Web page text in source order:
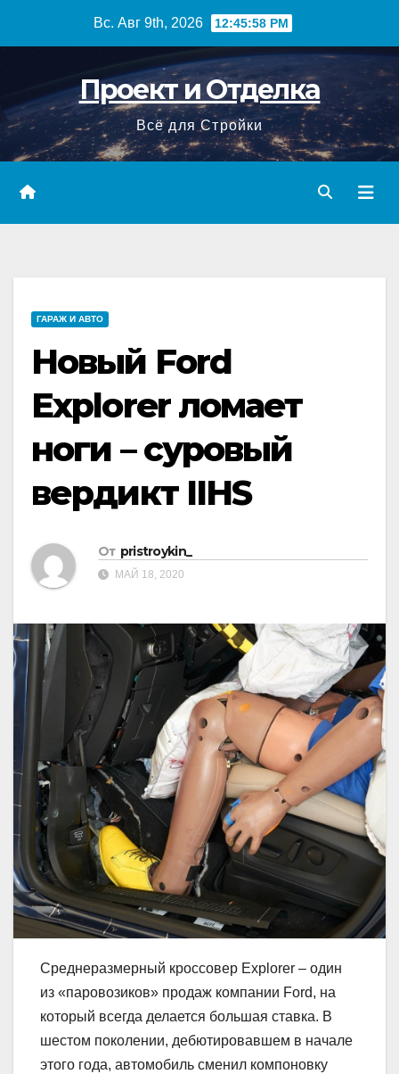
Вс. Авг 9th, 2026 12:45:58 PM
Проект и Отделка
Всё для Стройки
ГАРАЖ И АВТО
Новый Ford
Explorer ломает
ноги – суровый
вердикт IIHS
От pristroykin_
МАЙ 18, 2020
Среднеразмерный кроссовер Explorer – один
из «паровозиков» продаж компании Ford, на
который всегда делается большая ставка. В
шестом поколении, дебютировавшем в начале
этого года, автомобиль сменил компоновку